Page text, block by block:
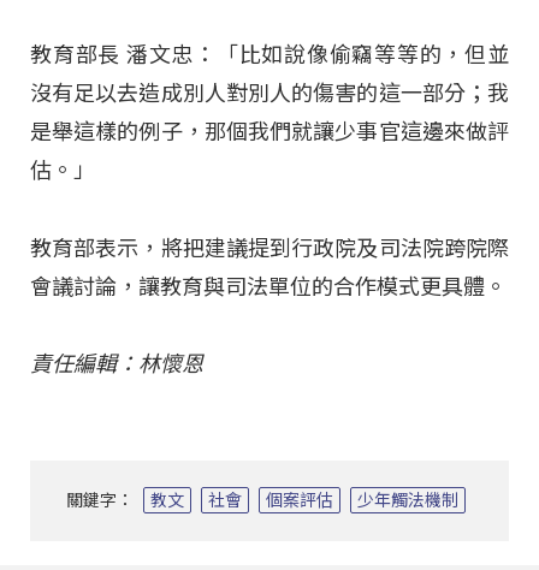
教育部長 潘文忠：「比如說像偷竊等等的，但並
沒有足以去造成別人對別人的傷害的這一部分；我
是舉這樣的例子，那個我們就讓少事官這邊來做評
估。」
教育部表示，將把建議提到行政院及司法院跨院際
會議討論，讓教育與司法單位的合作模式更具體。
責任編輯：林懷恩
關鍵字： 教文 社會 個案評估 少年觸法機制